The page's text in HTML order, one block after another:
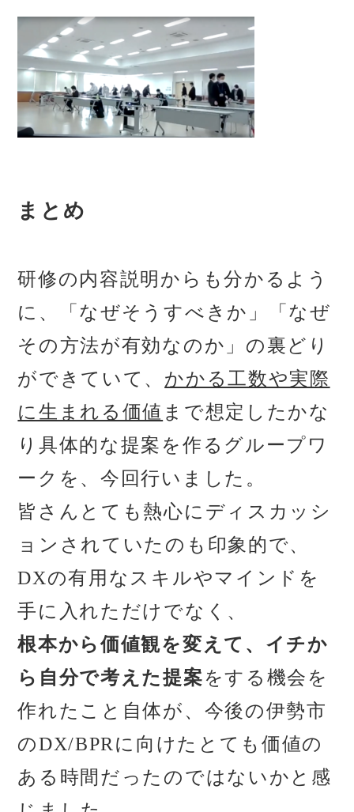
まとめ
研修の内容説明からも分かるよう
に、「なぜそうすべきか」「なぜ
その方法が有効なのか」の裏どり
ができていて、 かかる工数や実際
に生まれる価値 まで想定したかな
り具体的な提案を作るグループワ
ークを、今回行いました。
皆さんとても熱心にディスカッシ
ョンされていたのも印象的で、
DXの有用なスキルやマインドを
手に入れただけでなく、
根本から価値観を変えて、イチか
ら自分で考えた提案をする機会を
作れたこと自体が、今後の伊勢市
のDX/BPRに向けたとても価値の
ある時間だったのではないかと感